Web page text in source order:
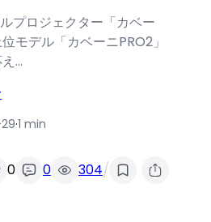
プロジェクター「カベー
モデル「カベーニPRO2」
…
·1 min
0 0 304/